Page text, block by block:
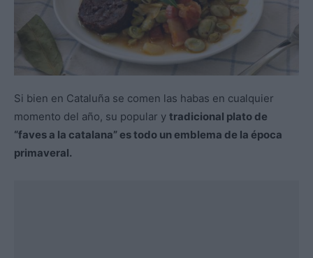
Si bien en Cataluña se comen las habas en cualquier
momento del año, su popular y tradicional plato de
“faves a la catalana” es todo un emblema de la época
primaveral.